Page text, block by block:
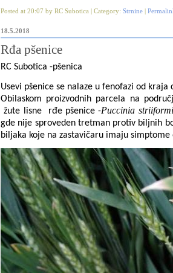
Posted at 20:07 by RC Subotica | Category: Strnine
18.5.2018
Rđa pšenice
RC Subotica -pšenica
Usevi pšenice se nalaze u fenofazi od
Obilaskom proizvodnih parcela na
žute lisne rđe pšenice -Puccinia
gde nije sproveden tretman protiv biljnih
biljaka koje na zastavičaru imaju simptome